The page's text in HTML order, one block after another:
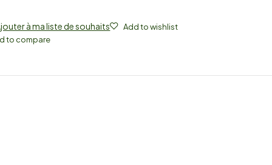
à ma liste de souhaits